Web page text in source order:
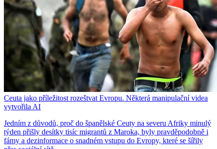
Ceuta jako příležitost rozeštvat Evropu. Některá manipulační videa
vytvořila AI
Jedním z důvodů, proč do španělské Ceuty na severu Afriky minulý
týden přišly desítky tisíc migrantů z Maroka, byly pravděpodobně i
fámy a dezinformace o snadném vstupu do Evropy, které se šířily